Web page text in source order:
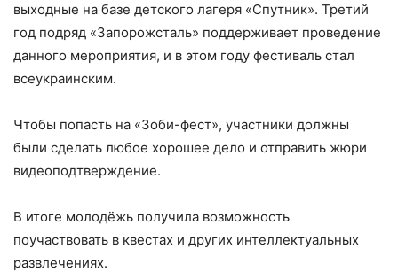
выходные на базе детского лагеря «Спутник». Третий
год подряд «Запорожсталь» поддерживает проведение
данного мероприятия, и в этом году фестиваль стал
всеукраинским.
Чтобы попасть на «Зоби-фест», участники должны
были сделать любое хорошее дело и отправить жюри
видеоподтверждение.
В итоге молодёжь получила возможность
поучаствовать в квестах и других интеллектуальных
развлечениях.